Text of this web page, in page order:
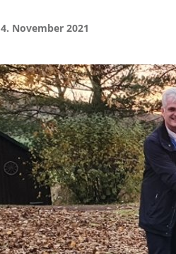
4. November 2021